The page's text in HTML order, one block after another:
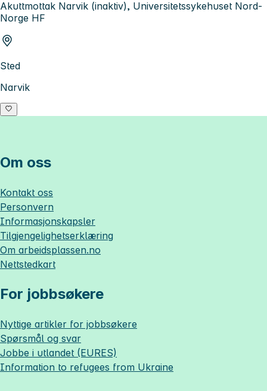
Akuttmottak Narvik (inaktiv), Universitetssykehuset Nord-
Norge HF
Sted
Narvik
Om oss
Kontakt oss
Personvern
Informasjonskapsler
Tilgjengelighetserklæring
Om arbeidsplassen.no
Nettstedkart
For jobbsøkere
Nyttige artikler for jobbsøkere
Spørsmål og svar
Jobbe i utlandet (EURES)
Information to refugees from Ukraine